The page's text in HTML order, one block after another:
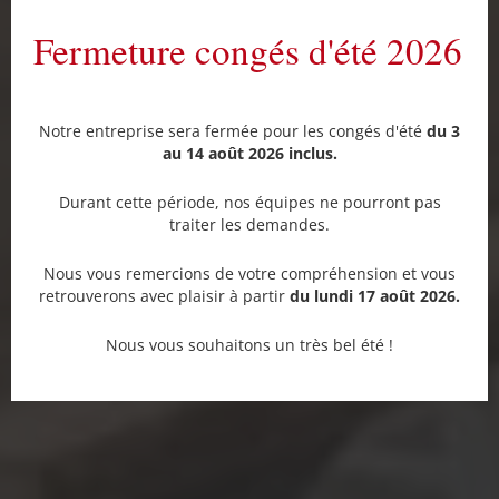
Fermeture congés d'été 2026
Notre entreprise sera fermée pour les congés d'été du 3
au 14 août 2026 inclus.
Durant cette période, nos équipes ne pourront pas
traiter les demandes.
Nous vous remercions de votre compréhension et vous
retrouverons avec plaisir à partir du lundi 17 août 2026.
Nous vous souhaitons un très bel été !